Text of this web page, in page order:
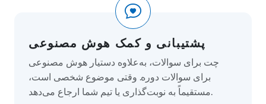
پشتیبانی و کمک هوش مصنوعی
چت برای سوالات، به‌علاوه دستیار هوش مصنوعی
برای سوالات دوره. وقتی موضوع شخصی است،
مستقیماً به نوبت‌گذاری یا تیم شما ارجاع می‌دهد.